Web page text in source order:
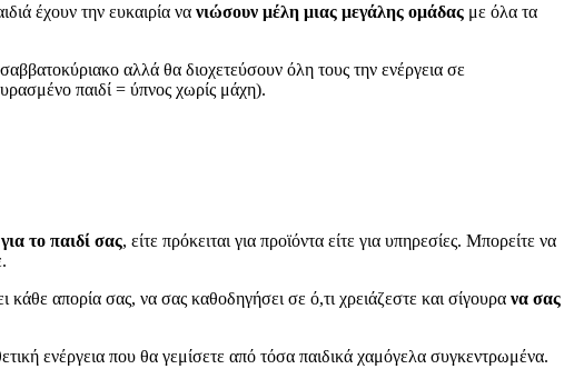
έχουν την ευκαιρία να νιώσουν μέλη μιας μεγάλης ομάδας με όλα τα
αλλά θα διοχετεύσουν όλη τους την ενέργεια σε
παιδί = ύπνος χωρίς μάχη).
το παιδί σας, είτε πρόκειται για προϊόντα είτε για υπηρεσίες. Μπορείτε να
κάθε απορία σας, να σας καθοδηγήσει σε ό,τι χρειάζεστε και σίγουρα να σας
ενέργεια που θα γεμίσετε από τόσα παιδικά χαμόγελα συγκεντρωμένα.